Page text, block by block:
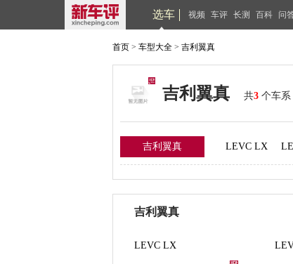
选车 视频 车评 长测 百科 问
首页 > 车型大全 > 吉利翼真
吉利翼真 共3 个车系
吉利翼真 LEVC LX
吉利翼真
LEVC LX